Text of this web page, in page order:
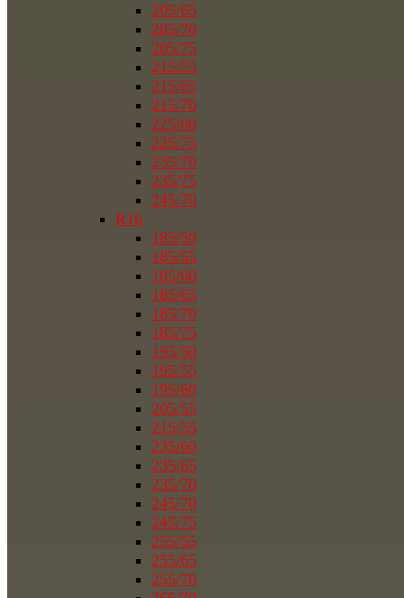
205/65
205/70
205/75
215/55
215/65
215/70
225/60
225/75
235/70
235/75
245/70
R16
185/50
185/55
185/60
185/65
185/70
185/75
195/50
195/55
195/60
205/55
215/55
235/60
235/65
235/70
245/70
245/75
255/55
255/65
255/70